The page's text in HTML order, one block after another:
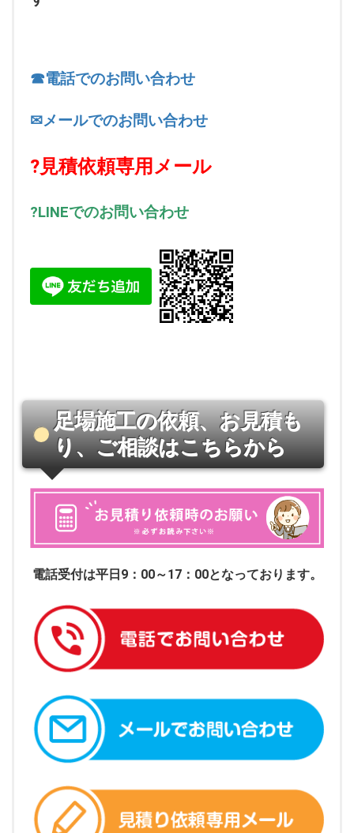
☎電話でのお問い合わせ
✉メールでのお問い合わせ
?見積依頼専用メール
?LINEでのお問い合わせ
足場施工の依頼、お見積も
り、ご相談はこちらから
電話受付は平日9：00～17：00となっております。